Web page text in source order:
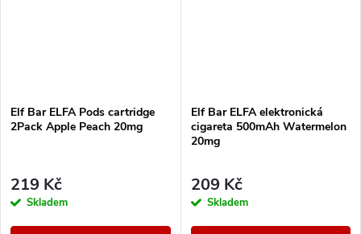
Elf Bar ELFA Pods cartridge
2Pack Apple Peach 20mg
219 Kč
Skladem
Elf Bar ELFA elektronická
cigareta 500mAh Watermelon
20mg
209 Kč
Skladem